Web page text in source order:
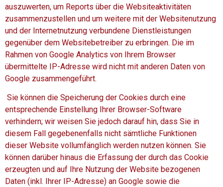
auszuwerten, um Reports über die Websiteaktivitäten
zusammenzustellen und um weitere mit der Websitenutzung
und der Internetnutzung verbundene Dienstleistungen
gegenüber dem Websitebetreiber zu erbringen. Die im
Rahmen von Google Analytics von Ihrem Browser
übermittelte IP-Adresse wird nicht mit anderen Daten von
Google zusammengeführt.
Sie können die Speicherung der Cookies durch eine
entsprechende Einstellung Ihrer Browser-Software
verhindern; wir weisen Sie jedoch darauf hin, dass Sie in
diesem Fall gegebenenfalls nicht sämtliche Funktionen
dieser Website vollumfänglich werden nutzen können. Sie
können darüber hinaus die Erfassung der durch das Cookie
erzeugten und auf Ihre Nutzung der Website bezogenen
Daten (inkl. Ihrer IP-Adresse) an Google sowie die